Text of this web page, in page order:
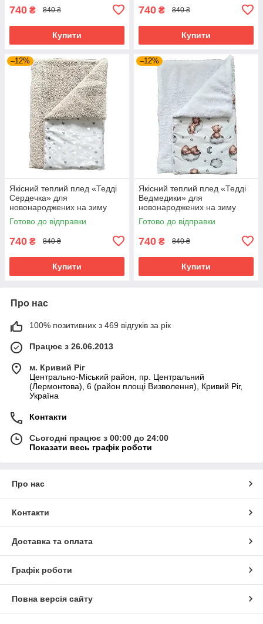
740 ₴ 840 ₴
Купити
740 ₴ 840 ₴
Купити
–12%
Якісний теплий плед «Тедді
Сердечка» для
новонароджених на зиму
100х80 см BST Бежевий з
принтом
Готово до відправки
740 ₴ 840 ₴
Купити
–12%
Якісний теплий плед «Тедді
Ведмедики» для
новонароджених на зиму
100х80 см BST ведмедики
Готово до відправки
740 ₴ 840 ₴
Купити
Про нас
100% позитивних з 469 відгуків за рік
Працює з 26.06.2013
м. Кривий Ріг
Центрально-Міський район, пр. Центральний
(Лермонтова), 6 (район площі Визволення), Кривий Ріг,
Україна
Контакти
Сьогодні працює з 00:00 до 24:00
Показати весь графік роботи
Про нас
Контакти
Доставка та оплата
Графік роботи
Повна версія сайту